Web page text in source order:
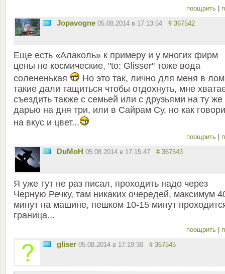
поощрить
Jopavogne 05.08.2014 в 17:13:54 # 367542
Еще есть «Алаколь» к примеру и у многих фирм
цены не космические, "to: Glisser" тоже вода
солененькая
Но это так, лично для меня в
такие дали тащиться чтобы отдохнуть, мне
съездить также с семьей или с друзьями на ту же
дарью на дня три, или в Сайрам Су, но как
на вкус и цвет...
поощрить
DuMoH 05.08.2014 в 17:15:47 # 367543
Я уже тут не раз писал, проходить надо через
Черную Речку, там никаких очередей, максимум
минут на машине, пешком 10-15 минут
граница...
поощрить
gliser 05.08.2014 в 17:19:30 # 367545